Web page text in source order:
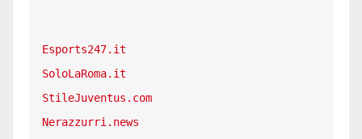
Esports247.it
SoloLaRoma.it
StileJuventus.com
Nerazzurri.news